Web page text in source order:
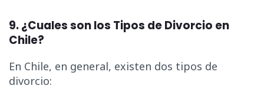
9. ¿Cuales son los Tipos de Divorcio en
Chile?
En Chile, en general, existen dos tipos de
divorcio: